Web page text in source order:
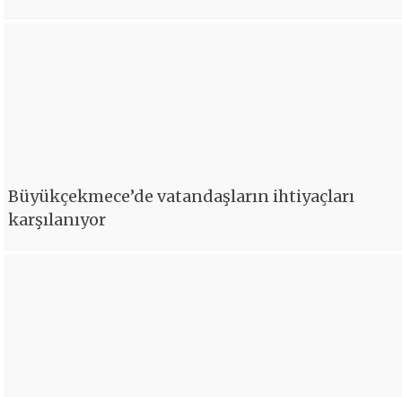
Büyükçekmece’de vatandaşların ihtiyaçları
karşılanıyor